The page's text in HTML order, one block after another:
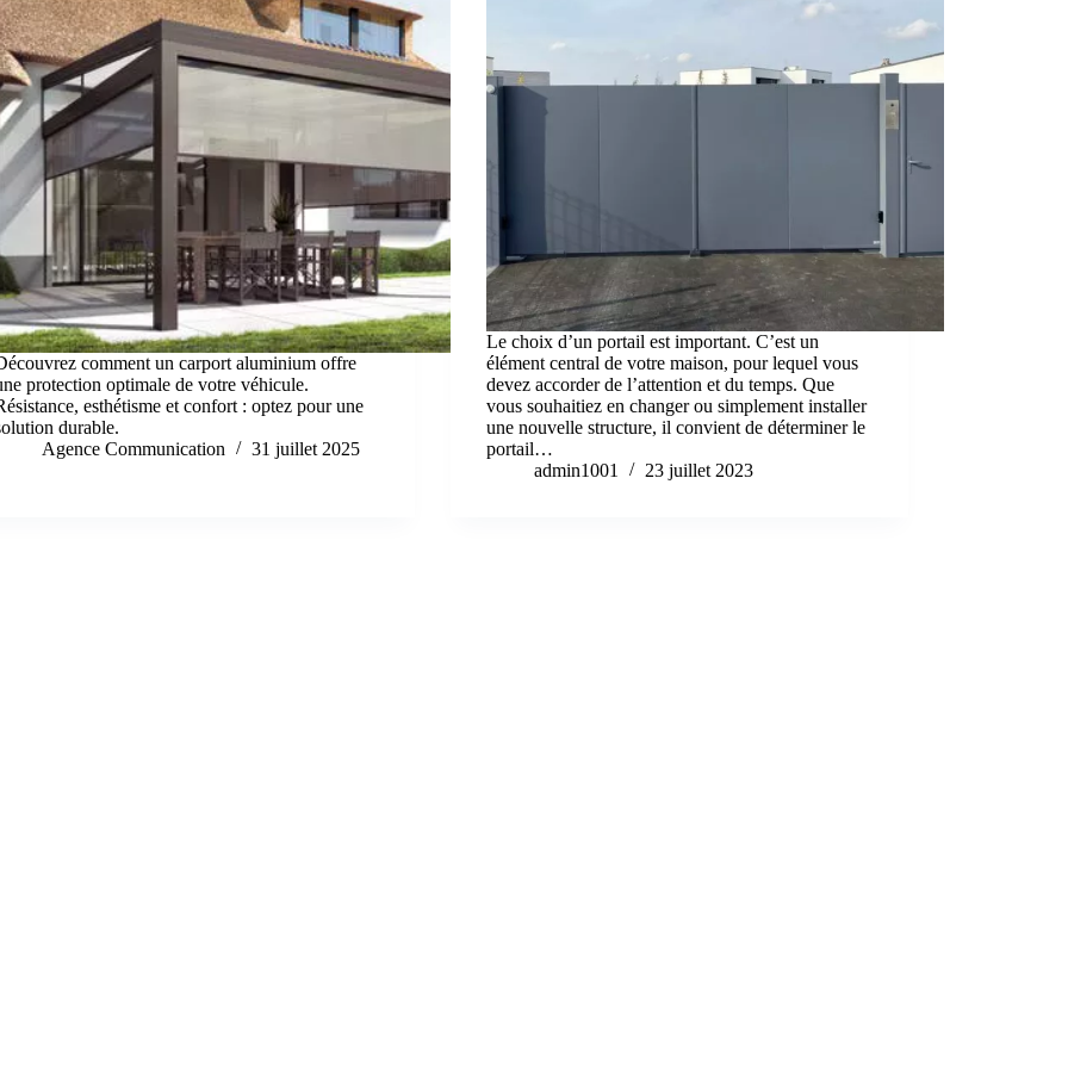
comment un carport aluminium offre
protection optimale de votre véhicule.
esthétisme et confort : optez pour une
durable.
Agence Communication
31 juillet 2025
Le choix d’un portail est important. C’est un
élément central de votre maison, pour lequel vous
devez accorder de l’attention et du temps. Que
vous souhaitiez en changer ou simplement installer
une nouvelle structure, il convient de déterminer le
portail…
admin1001
23 juillet 2023